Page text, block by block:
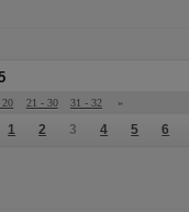
20 21 - 30 31 - 32 »
1 2 3 4 5 6